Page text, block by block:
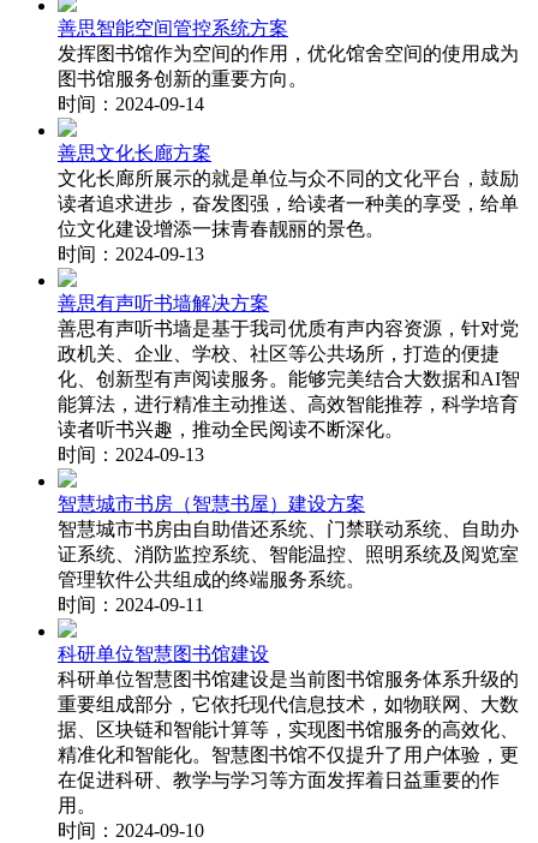
善思智能空间管控系统方案
发挥图书馆作为空间的作用，优化馆舍空间的使⽤成为
图书馆服务创新的重要⽅向。
时间：2024-09-14
善思文化长廊方案
文化长廊所展示的就是单位与众不同的文化平台，鼓励
读者追求进步，奋发图强，给读者一种美的享受，给单
位文化建设增添一抹青春靓丽的景色。
时间：2024-09-13
善思有声听书墙解决方案
善思有声听书墙是基于我司优质有声内容资源，针对党
政机关、企业、学校、社区等公共场所，打造的便捷
化、创新型有声阅读服务。能够完美结合大数据和AI智
能算法，进行精准主动推送、高效智能推荐，科学培育
读者听书兴趣，推动全民阅读不断深化。
时间：2024-09-13
智慧城市书房（智慧书屋）建设方案
智慧城市书房由自助借还系统、门禁联动系统、自助办
证系统、消防监控系统、智能温控、照明系统及阅览室
管理软件公共组成的终端服务系统。
时间：2024-09-11
科研单位智慧图书馆建设
科研单位智慧图书馆建设是当前图书馆服务体系升级的
重要组成部分，它依托现代信息技术，如物联网、大数
据、区块链和智能计算等，实现图书馆服务的高效化、
精准化和智能化。智慧图书馆不仅提升了用户体验，更
在促进科研、教学与学习等方面发挥着日益重要的作
用。
时间：2024-09-10